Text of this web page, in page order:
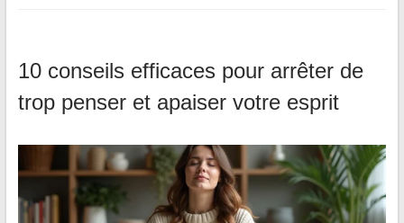
10 conseils efficaces pour arrêter de
trop penser et apaiser votre esprit